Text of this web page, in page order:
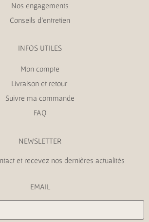
Nos engagements
Conseils d’entretien
INFOS UTILES
Mon compte
Livraison et retour
Suivre ma commande
FAQ
NEWSLETTER
et recevez nos dernières actualités
EMAIL